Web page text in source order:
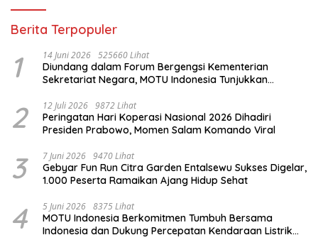
Berita Terpopuler
1 14 Juni 2026 525660 Lihat
Diundang dalam Forum Bergengsi Kementerian
Sekretariat Negara, MOTU Indonesia Tunjukkan
2 12 Juli 2026 9872 Lihat
Peringatan Hari Koperasi Nasional 2026 Dihadiri
Presiden Prabowo, Momen Salam Komando Viral
3 7 Juni 2026 9470 Lihat
Gebyar Fun Run Citra Garden Entalsewu Sukses Digelar,
1.000 Peserta Ramaikan Ajang Hidup Sehat
4 5 Juni 2026 8375 Lihat
MOTU Indonesia Berkomitmen Tumbuh Bersama
Indonesia dan Dukung Percepatan Kendaraan Listrik